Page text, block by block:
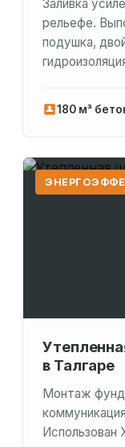
Заливка
рельефе.
подушка,
180 м³
в Талгаре
Монтаж
Использован